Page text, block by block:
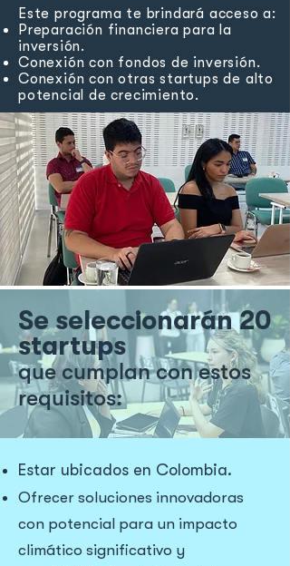
​Este programa te brindará acceso a:
Preparación financiera para la
inversión.
Conexión con fondos de inversión.
Conexión con otras startups de alto
potencial de crecimiento.
Se seleccionarán 20
startups
que cumplan con estos
requisitos:
Estar ubicados en Colombia.
Ofrecer soluciones innovadoras
con potencial para un impacto
climático significativo y